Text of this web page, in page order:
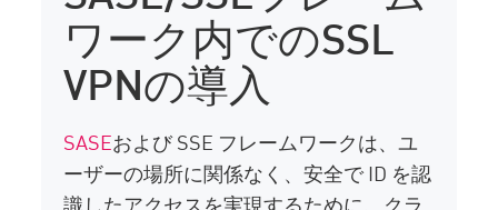
ワーク内でのSSL
VPNの導入
SASEおよび SSE フレームワークは、ユ
ーザーの場所に関係なく、安全で ID を認
識したアクセスを実現するために、クラ